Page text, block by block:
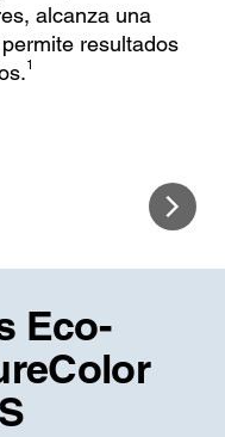
alcanza una
resultados
1
Eco-